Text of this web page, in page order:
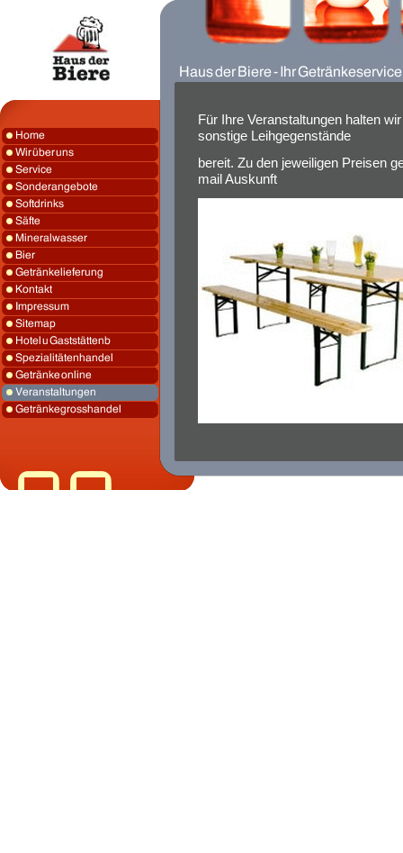
Für Ihre Veranstaltungen halten
sonstige Leihgegenstände
bereit. Zu den jeweiligen Preisen
mail Auskunft